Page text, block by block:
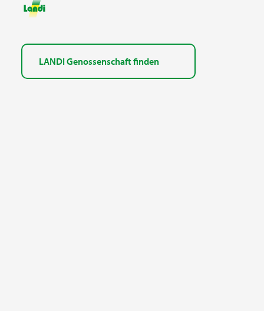
LANDI Genossenschaft finden